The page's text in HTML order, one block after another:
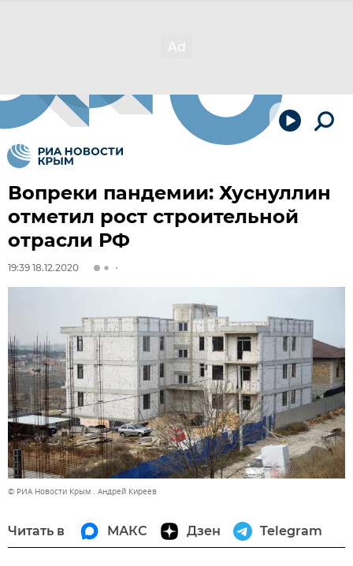
Вопреки пандемии: Хуснуллин
отметил рост строительной
отрасли РФ
19:39 18.12.2020
© РИА Новости Крым . Андрей Киреев
Читать в МАКС Дзен Telegram